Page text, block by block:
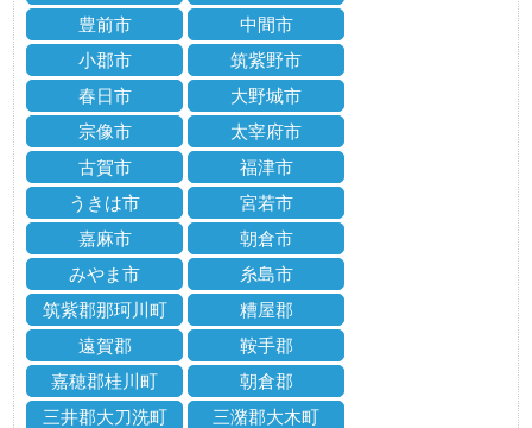
豊前市
中間市
小郡市
筑紫野市
春日市
大野城市
宗像市
太宰府市
古賀市
福津市
うきは市
宮若市
嘉麻市
朝倉市
みやま市
糸島市
筑紫郡那珂川町
糟屋郡
遠賀郡
鞍手郡
嘉穂郡桂川町
朝倉郡
三井郡大刀洗町
三潴郡大木町